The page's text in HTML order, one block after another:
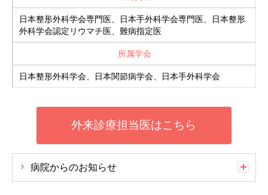
日本整形外科学会専門医、日本手外科学会専門医、日本整形
外科学会認定リウマチ医、難病指定医
所属学会
日本整形外科学会、日本関節病学会、日本手外科学会
外来診療担当医はこちら
病院からのお知らせ